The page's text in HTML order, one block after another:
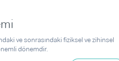
ve sonrasındaki fiziksel ve zihinsel
dönemdir.